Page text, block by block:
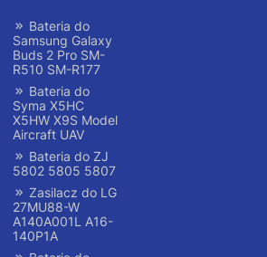
Bateria do
Samsung Galaxy
Buds 2 Pro SM-
R510 SM-R177
Bateria do
Syma X5HC
X5HW X9S Model
Aircraft UAV
Bateria do ZJ
5802 5805 5807
Zasilacz do LG
27MU88-W
A140A001L A16-
140P1A